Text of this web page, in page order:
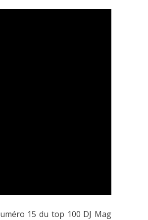
15 du top 100 DJ Mag